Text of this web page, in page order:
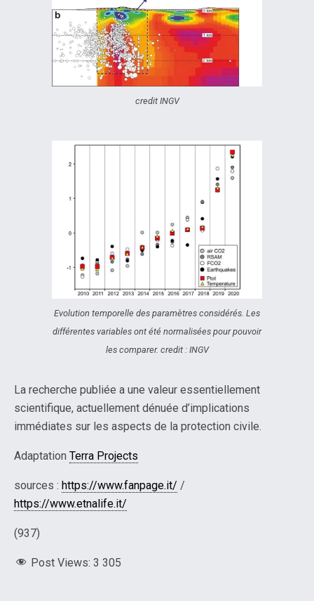
credit INGV
Evolution temporelle des paramètres considérés. Les
différentes variables ont été normalisées pour pouvoir
les comparer. credit : INGV
La recherche publiée a une valeur essentiellement
scientifique, actuellement dénuée d’implications
immédiates sur les aspects de la protection civile.
Adaptation Terra Projects
sources : https://www.fanpage.it/ /
https://www.etnalife.it/
(937)
Post Views: 3 305